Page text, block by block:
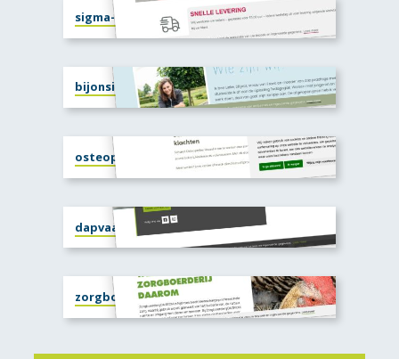
sigma-medical.nl
bijonsindeluwte.nl
osteopathiereuzel.nl
dapvaassen.nl
zorgboerderijdaarom.nl